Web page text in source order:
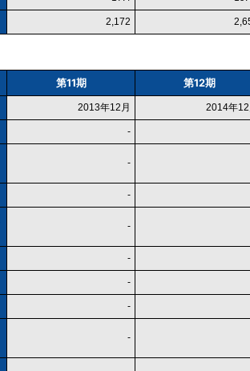
2,172
第11期 第12期
2013年12月 2014年12
-
-
-
-
-
-
-
-